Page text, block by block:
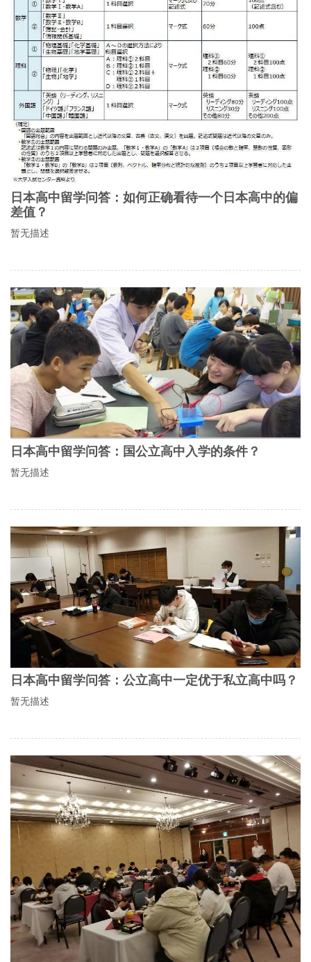
日本高中留学问答：如何正确看待一个日本高中的偏
差值？
暂无描述
日本高中留学问答：国公立高中入学的条件？
暂无描述
日本高中留学问答：公立高中一定优于私立高中吗？
暂无描述